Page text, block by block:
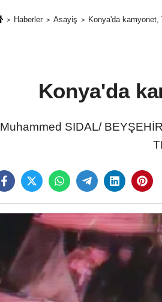
Haberler Asayiş Konya'da kamyonet,
Konya'da
Muhammed SIDAL/